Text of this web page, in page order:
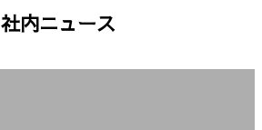
社内ニュース